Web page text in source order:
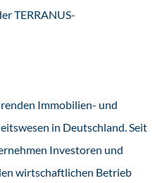
TERRANUS-
Immobilien- und
in Deutschland. Seit
Investoren und
wirtschaftlichen Betrieb